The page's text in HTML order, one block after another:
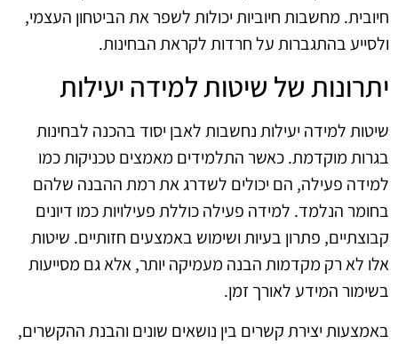
חיובית. מחשבות חיוביות יכולות לשפר את הביטחון העצמי,
ולסייע בהתגברות על חרדות לקראת הבחינות.
יתרונות של שיטות למידה יעילות
שיטות למידה יעילות נחשבות לאבן יסוד בהכנה לבחינות
בגרות מוקדמת. כאשר התלמידים מאמצים טכניקות כמו
למידה פעילה, הם יכולים לשדרג את רמת ההבנה שלהם
בחומר הנלמד. למידה פעילה כוללת פעילויות כמו דיונים
קבוצתיים, פתרון בעיות ושימוש באמצעים חזותיים. שיטות
אלו לא רק מקדמות הבנה מעמיקה יותר, אלא גם מסייעות
בשימור המידע לאורך זמן.
באמצעות יצירת קשרים בין נושאים שונים והבנת ההקשרים,